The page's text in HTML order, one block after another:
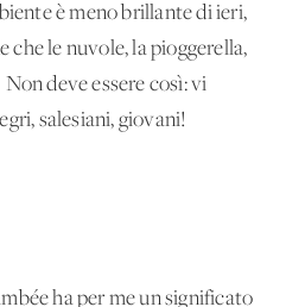
è meno brillante di ieri,
che le nuvole, la pioggerella,
deve essere così: vi
salesiani, giovani!
ha per me un significato